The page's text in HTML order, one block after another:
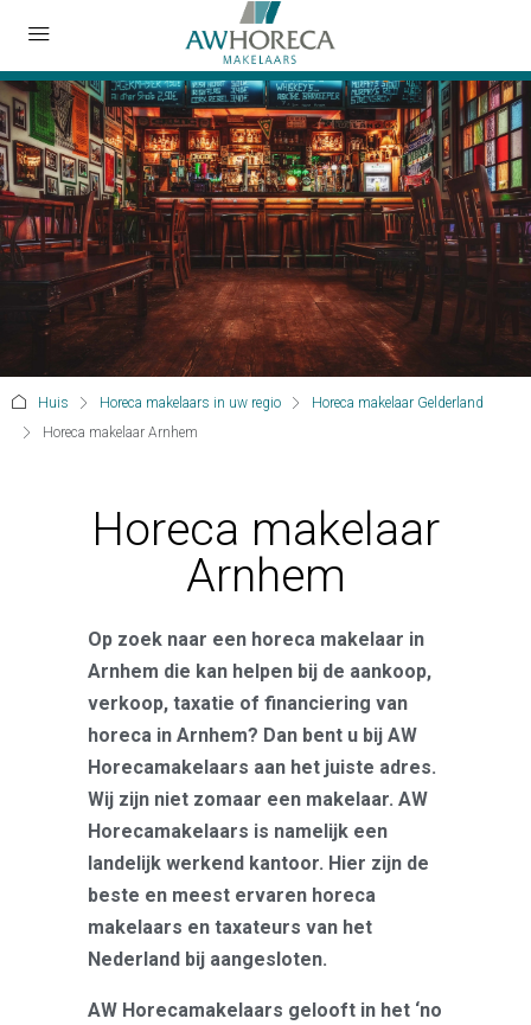
Huis Horeca makelaars in uw regio
Horeca makelaar Gelderland
Horeca makelaar Arnhem
Horeca makelaar
Arnhem
Op zoek naar een horeca makelaar in
Arnhem die kan helpen bij de aankoop,
verkoop, taxatie of financiering van
horeca in Arnhem? Dan bent u bij AW
Horecamakelaars aan het juiste adres.
Wij zijn niet zomaar een makelaar. AW
Horecamakelaars is namelijk een
landelijk werkend kantoor. Hier zijn de
beste en meest ervaren horeca
makelaars en taxateurs van het
Nederland bij aangesloten.
AW Horecamakelaars gelooft in het ‘no